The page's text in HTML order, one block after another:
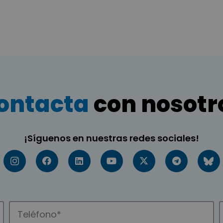
con
¡Síguenos en nuestras redes sociales!